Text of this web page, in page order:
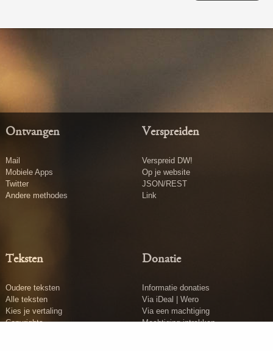
Ontvangen
Mail
Mobiele Apps
Twitter
Andere methodes
Verspreiden
Verspreid DW!
Op je website
JSON/REST
Link
Teksten
Oudere teksten
Alle teksten
Kies je vertaling
Copyrights
Donatie
Informatie donaties
Via iDeal | Wero
Via een machtiging
Machtiging intrekken